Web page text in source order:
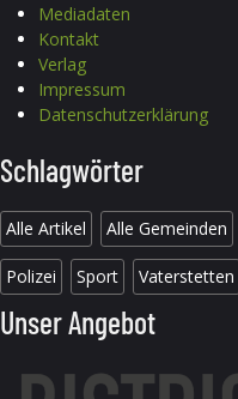
Mediadaten
Kontakt
Verlag
Impressum
Datenschutzerklärung
Schlagwörter
Alle Artikel Alle Gemeinden
Polizei Sport Vaterstetten
Unser Angebot